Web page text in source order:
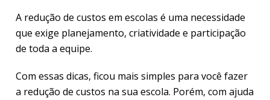
A redução de custos em escolas é uma necessidade
que exige planejamento, criatividade e participação
de toda a equipe.
Com essas dicas, ficou mais simples para você fazer
a redução de custos na sua escola. Porém, com ajuda